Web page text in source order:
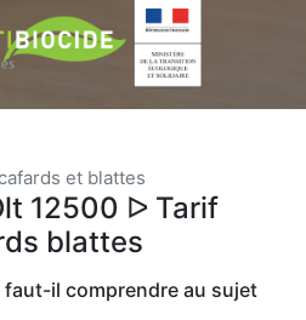
et blattes
12500 ᐅ Tarif
blattes
il comprendre au sujet